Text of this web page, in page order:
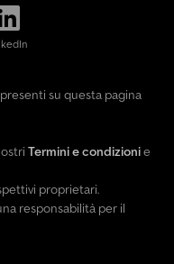
su questa pagina
Termini e condizionie
proprietari.
responsabilità per il